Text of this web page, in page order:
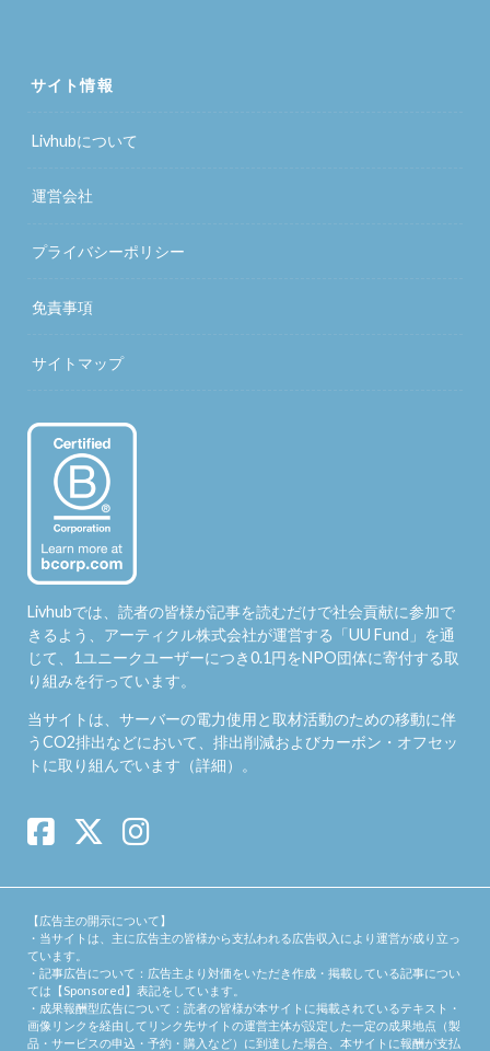
サイト情報
Livhubについて
運営会社
プライバシーポリシー
免責事項
サイトマップ
Livhubでは、読者の皆様が記事を読むだけで社会貢献に参加で
きるよう、アーティクル株式会社が運営する「UU Fund 」を通
じて、1ユニークユーザーにつき0.1円をNPO団体に寄付する取
り組みを行っています。
当サイトは、サーバーの電力使用と取材活動のための移動に伴
うCO2排出などにおいて、排出削減およびカーボン・オフセッ
トに取り組んでいます（詳細）。
【広告主の開示について】
・当サイトは、主に広告主の皆様から支払われる広告収入により運営が成り立っ
ています。
・記事広告について：広告主より対価をいただき作成・掲載している記事につい
ては【Sponsored】表記をしています。
・成果報酬型広告について：読者の皆様が本サイトに掲載されているテキスト・
画像リンクを経由してリンク先サイトの運営主体が設定した一定の成果地点（製
品・サービスの申込・予約・購入など）に到達した場合、本サイトに報酬が支払